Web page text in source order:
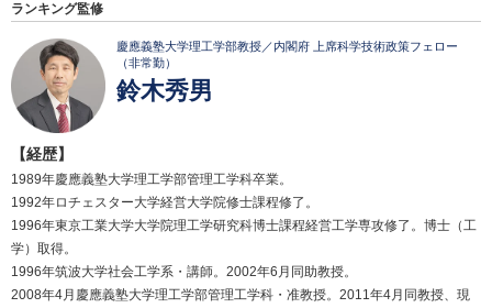
ランキング監修
慶應義塾大学理工学部教授／内閣府 上席科学技術政策フェロー
（非常勤）
鈴木秀男
【経歴】
1989年慶應義塾大学理工学部管理工学科卒業。
1992年ロチェスター大学経営大学院修士課程修了。
1996年東京工業大学大学院理工学研究科博士課程経営工学専攻修了。博士（工
学）取得。
1996年筑波大学社会工学系・講師。2002年6月同助教授。
2008年4月慶應義塾大学理工学部管理工学科・准教授。2011年4月同教授、現